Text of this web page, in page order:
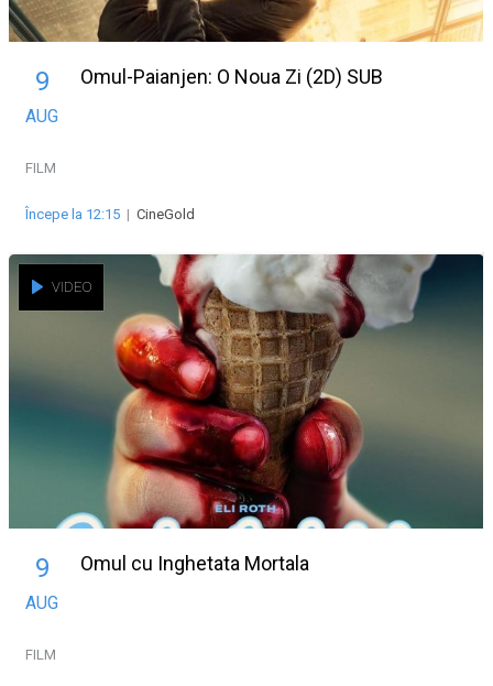
9
AUG
Omul-Paianjen: O Noua Zi (2D) SUB
FILM
Începe la 12:15 | CineGold
VIDEO
9
AUG
Omul cu Inghetata Mortala
FILM